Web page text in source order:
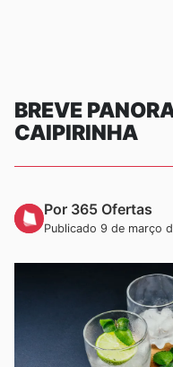
BREVE
CAIPIRINHA
Por 365 Ofertas
Publicado 9 de março